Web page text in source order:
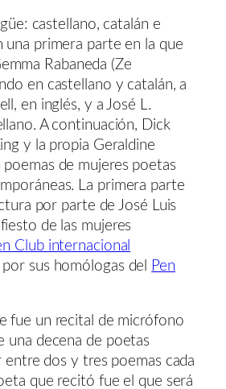
castellano, catalán e
una primera parte en la que
Rabaneda (Ze
en castellano y catalán, a
en inglés, y a José L.
A continuación, Dick
y la propia Geraldine
de mujeres poetas
La primera parte
por parte de José Luis
de las mujeres
Club internacional
sus homólogas del
Pen
fue un recital de micrófono
una decena de poetas
entre dos y tres poemas cada
que recitó fue el que será